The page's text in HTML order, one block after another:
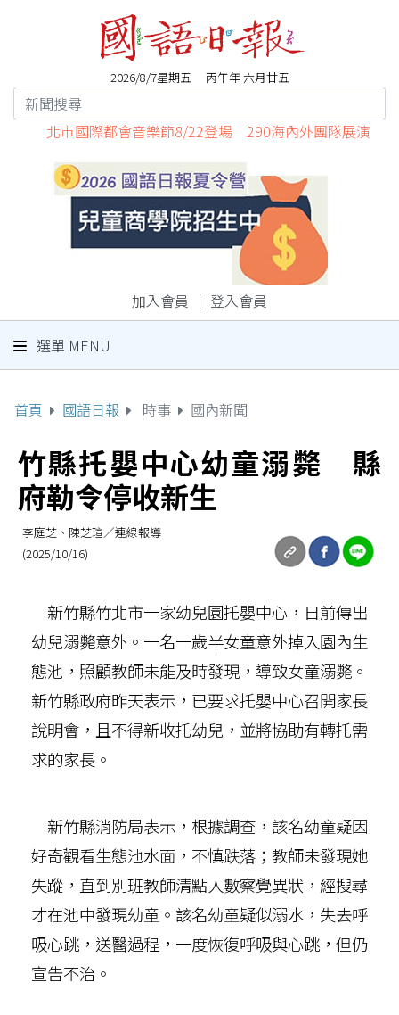
2026/8/7星期五 丙午年 六月廿五
北市國際都會音樂節8/22登場 290海內外團隊展演
加入會員 ｜ 登入會員
選單 MENU
首頁 國語日報 時事 國內新聞
竹縣托嬰中心幼童溺斃 縣
府勒令停收新生
李庭芝、陳芝瑄／連線報導
(2025/10/16)
新竹縣竹北市一家幼兒園托嬰中心，日前傳出
幼兒溺斃意外。一名一歲半女童意外掉入園內生
態池，照顧教師未能及時發現，導致女童溺斃。
新竹縣政府昨天表示，已要求托嬰中心召開家長
說明會，且不得新收托幼兒，並將協助有轉托需
求的家長。
新竹縣消防局表示，根據調查，該名幼童疑因
好奇觀看生態池水面，不慎跌落；教師未發現她
失蹤，直到別班教師清點人數察覺異狀，經搜尋
才在池中發現幼童。該名幼童疑似溺水，失去呼
吸心跳，送醫過程，一度恢復呼吸與心跳，但仍
宣告不治。